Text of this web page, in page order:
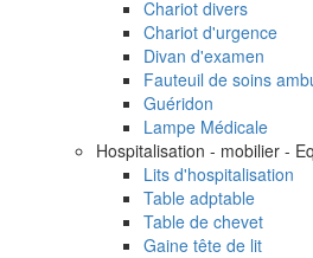
Chariot divers
Chariot d'urgence
Divan d'examen
Fauteuil de soins
Guéridon
Lampe Médicale
Hospitalisation - mobilier -
Lits d'hospitalisation
Table adptable
Table de chevet
Gaine tête de lit